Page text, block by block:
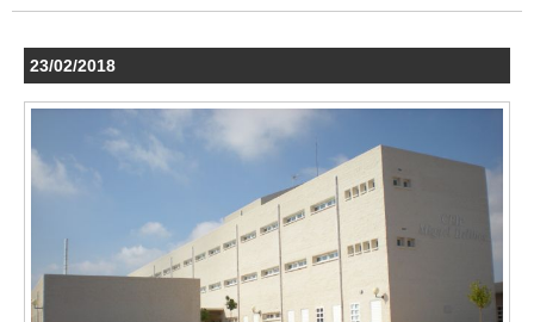
23/02/2018